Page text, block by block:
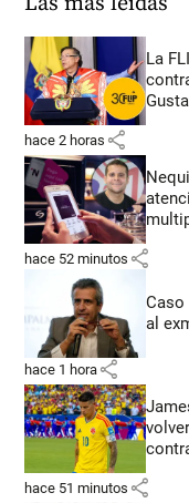
La
hace 2 horas share
hace 52 minutos share
Caso
al
hace 1 hora share
hace 51 minutos share